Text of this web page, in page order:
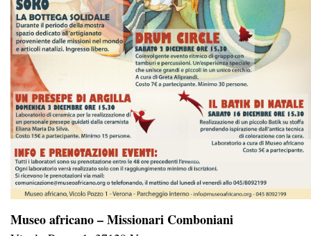
Museo africano – Missionari Comboniani
Vicolo Pozzo 1, 37129 Verona
Possibilità di parcheggio interno
Biglietto unico: 5,00€ Collezione permanente + mostra
temporanea Presepi in Missione
Ingresso omaggio bambini fino ai 12 anni e persone
disabili.